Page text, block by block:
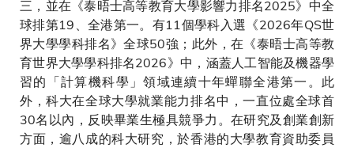
三，並在《泰晤士高等教育大學影響力排名2025》中全
球排第19、全港第一。有11個學科入選《2026年QS世
界大學學科排名》全球50強；此外，在《泰晤士高等教
育世界大學學科排名2026》中，涵蓋人工智能及機器學
習的「計算機科學」領域連續十年蟬聯全港第一。此
外，科大在全球大學就業能力排名中，一直位處全球首
30名以內，反映畢業生極具競爭力。在研究及創業創新
方面，逾八成的科大研究，於香港的大學教育資助委員